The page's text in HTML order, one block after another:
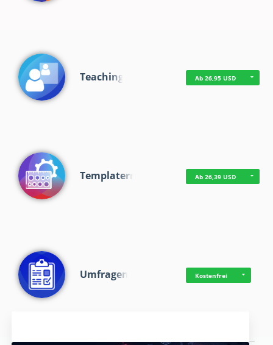
Teaching Ab 26,95 USD
Templaterr Ab 26,39 USD
Umfragen Kostenfrei